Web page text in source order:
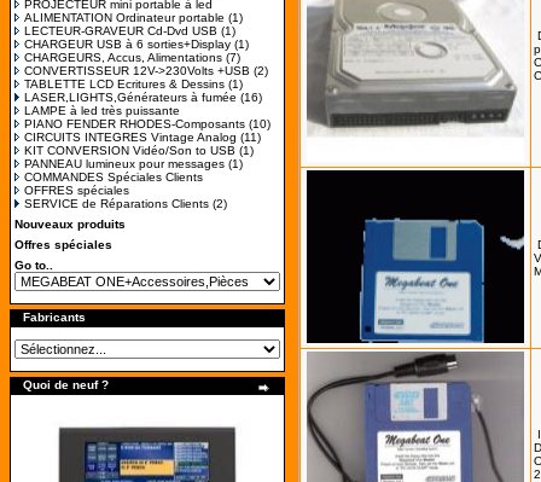
PROJECTEUR mini portable à led
ALIMENTATION Ordinateur portable (1)
LECTEUR-GRAVEUR Cd-Dvd USB (1)
CHARGEUR USB à 6 sorties+Display (1)
CHARGEURS, Accus, Alimentations (7)
CONVERTISSEUR 12V->230Volts +USB (2)
TABLETTE LCD Ecritures & Dessins (1)
LASER,LIGHTS,Générateurs à fumée (16)
LAMPE à led très puissante
PIANO FENDER RHODES-Composants (10)
CIRCUITS INTEGRES Vintage Analog (11)
KIT CONVERSION Vidéo/Son to USB (1)
PANNEAU lumineux pour messages (1)
COMMANDES Spéciales Clients
OFFRES spéciales
SERVICE de Réparations Clients (2)
Nouveaux produits
Offres spéciales
Go to..
Fabricants
Quoi de neuf ?
2